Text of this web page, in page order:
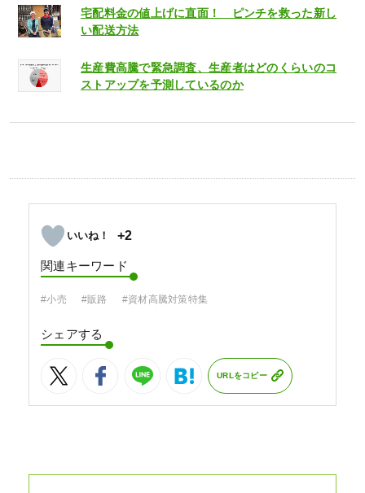
宅配料金の値上げに直面！ ピンチを救った新し
い配送方法
生産費高騰で緊急調査、生産者はどのくらいのコ
ストアップを予測しているのか
+2
関連キーワード
#小売 #販路 #資材高騰対策特集
シェアする
URLをコピー